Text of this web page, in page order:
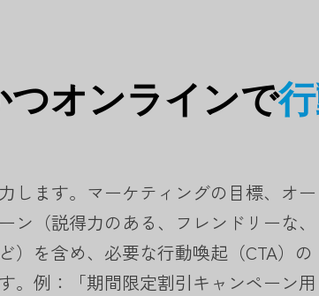
つオンラインで
します。マーケティングの目標、オー
ン（説得力のある、フレンドリーな、
）を含め、必要な行動喚起（CTA）の
。例：「期間限定割引キャンペーン用